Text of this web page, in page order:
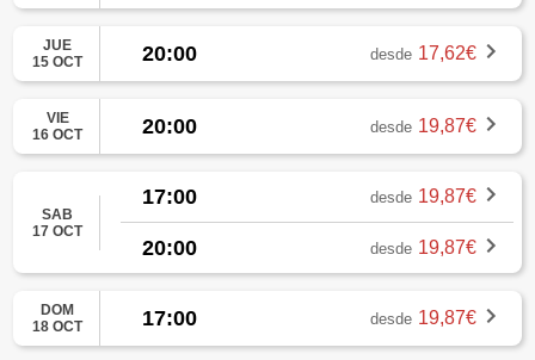
JUE
15 OCT
20:00 desde 17,62€
VIE
16 OCT
20:00 desde 19,87€
SAB
17 OCT
17:00 desde 19,87€
20:00 desde 19,87€
DOM
18 OCT
17:00 desde 19,87€